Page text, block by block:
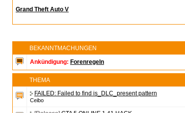
Grand Theft Auto V
BEKANNTMACHUNGEN
Ankündigung: Forenregeln
THEMA
FAILED: Failed to find is_DLC_present pattern
Ceibo